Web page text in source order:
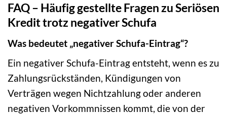
FAQ – Häufig gestellte Fragen zu Seriösen
Kredit trotz negativer Schufa
Was bedeutet „negativer Schufa-Eintrag“?
Ein negativer Schufa-Eintrag entsteht, wenn es zu
Zahlungsrückständen, Kündigungen von
Verträgen wegen Nichtzahlung oder anderen
negativen Vorkommnissen kommt, die von der